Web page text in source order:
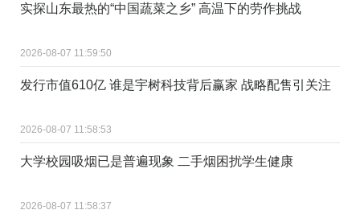
实探山东最热的“中国蔬菜之乡” 高温下的劳作挑战
2026-08-07 11:59:50
发行市值610亿 谁是宇树科技背后赢家 战略配售引关注
2026-08-07 11:58:53
大学校园吸烟已是普遍现象 二手烟困扰学生健康
2026-08-07 11:58:37